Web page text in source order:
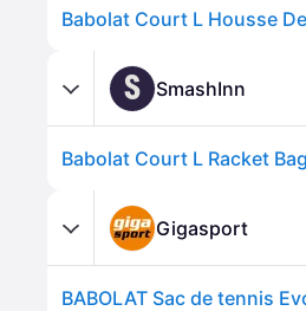
Babolat Court L Housse
S SmashInn
Babolat Court L Racket
Gigasport
BABOLAT Sac de tennis